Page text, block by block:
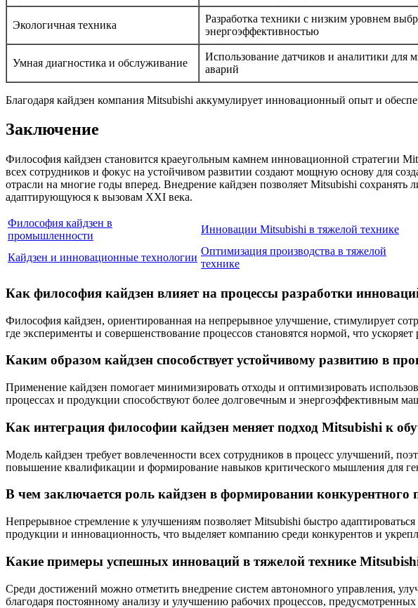
Экологичная техника
Разработка техники с низким уровнем
энергоэффективностью
Умная диагностика и обслуживание
Использование датчиков и аналитики для
аварий
Благодаря кайдзен компания Mitsubishi аккумулирует инновационный опыт и
Заключение
Философия кайдзен становится краеугольным камнем инновационной стратегии
всех сотрудников и фокус на устойчивом развитии создают мощную основу для
отрасли на многие годы вперед. Внедрение кайдзен позволяет Mitsubishi
адаптирующуюся к вызовам XXI века.
Философия кайдзен в
промышленности
Инновации Mitsubishi в тяжелой технике
Кайдзен и инновационные технологии
Оптимизация производства в тяжелой
технике
Как философия кайдзен влияет на процессы разработки
Философия кайдзен, ориентированная на непрерывное улучшение, стимулирует
где эксперименты и совершенствование процессов становятся нормой, что
Каким образом кайдзен способствует устойчивому развитию в
Применение кайдзен помогает минимизировать отходы и оптимизировать
процессах и продукции способствуют более долговечным и энергоэффективным
Как интеграция философии кайдзен меняет подход Mitsubishi к
Модель кайдзен требует вовлеченности всех сотрудников в процесс улучшений,
повышение квалификации и формирование навыков критического мышления для
В чем заключается роль кайдзен в формировании
Непрерывное стремление к улучшениям позволяет Mitsubishi быстро
продукции и инновационность, что выделяет компанию среди конкурентов и
Какие примеры успешных инноваций в тяжелой технике
Среди достижений можно отметить внедрение систем автономного управления,
благодаря постоянному анализу и улучшению рабочих процессов,